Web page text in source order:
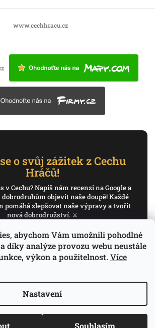
abychom Vám umožnili pohodlné
díky analýze provozu webu neustále
výkon a použitelnost. Více
Nastavení
Souhlasím
www.cechhracu.cz
se o svůj zážitek z Cechu
Hráčů!
v Cechu? Napiš nám recenzi na Google a
objevit naše doupě! Každé
pomáhá zlepšovat naše výpravy a tvořit
nová dobrodružství. ⚔️
✍️ Napiš recenzi na Google
že pomáháš psát příběh Cechu Hráčů.
Copyright 2026 Cech Hráčů. Všechna práva